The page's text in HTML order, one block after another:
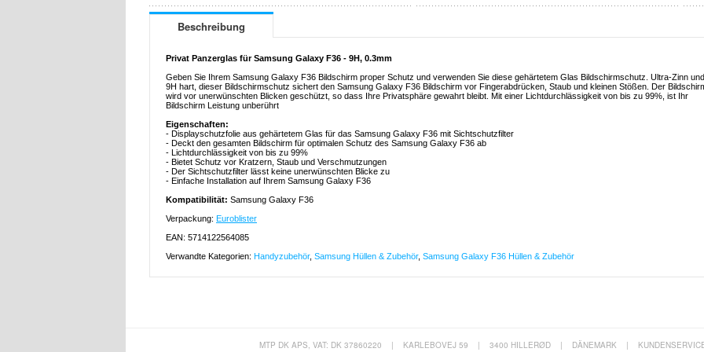
Beschreibung
Privat Panzerglas für Samsung Galaxy F36 - 9H, 0.3mm
Geben Sie Ihrem Samsung Galaxy F36 Bildschirm proper Schutz und verwenden Sie diese gehärtetem Glas Bildschirmschutz. Ultra-Zinn und
9H hart, dieser Bildschirmschutz sichert den Samsung Galaxy F36 Bildschirm vor Fingerabdrücken, Staub und kleinen Stößen. Der
wird vor unerwünschten Blicken geschützt, so dass Ihre Privatsphäre gewahrt bleibt. Mit einer Lichtdurchlässigkeit von bis zu 99%, ist Ihr
Bildschirm Leistung unberührt
Eigenschaften:
- Displayschutzfolie aus gehärtetem Glas für das Samsung Galaxy F36 mit Sichtschutzfilter
- Deckt den gesamten Bildschirm für optimalen Schutz des Samsung Galaxy F36 ab
- Lichtdurchlässigkeit von bis zu 99%
- Bietet Schutz vor Kratzern, Staub und Verschmutzungen
- Der Sichtschutzfilter lässt keine unerwünschten Blicke zu
- Einfache Installation auf Ihrem Samsung Galaxy F36
Kompatibilität: Samsung Galaxy F36
Verpackung: Euroblister
EAN: 5714122564085
Verwandte Kategorien: Handyzubehör, Samsung Hüllen & Zubehör, Samsung Galaxy F36 Hüllen & Zubehör
MTP DK APS, VAT: DK 37860220 | KARLEBOVEJ 59 | 3400 HILLERØD | DÄNEMARK |